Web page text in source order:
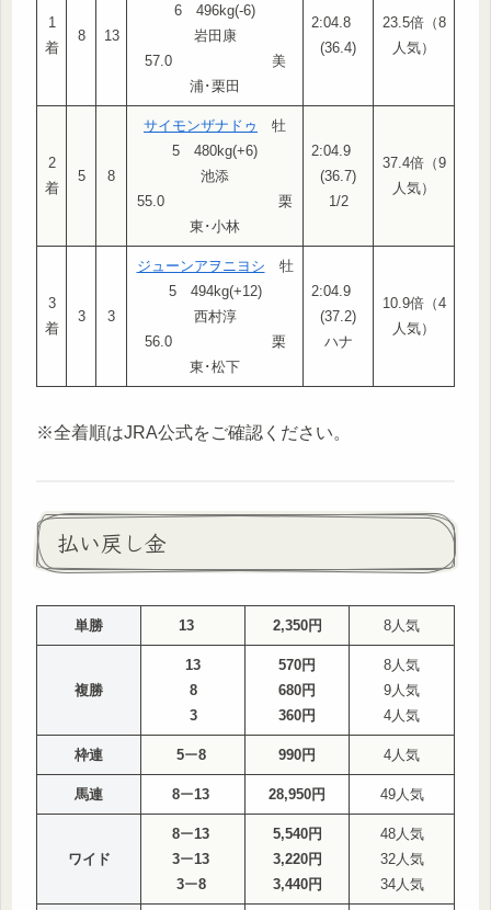
1
着
8 13
6 496kg(-6)
岩田康
57.0 美
浦･栗田
2:04.8
(36.4)
23.5倍（8
人気）
2
着
5 8
サイモンザナドゥ
牡
5 480kg(+6)
池添
55.0 栗
東･小林
2:04.9
(36.7)
1/2
37.4倍（9
人気）
3
着
3 3
ジューンアヲニヨシ 牡
5 494kg(+12)
西村淳
56.0 栗
東･松下
2:04.9
(37.2)
ハナ
10.9倍（4
人気）
※全着順はJRA公式をご確認ください。
払い戻し金
単勝 13 2,350円 8人気
複勝
13
8
3
570円
680円
360円
8人気
9人気
4人気
枠連 5ー8 990円 4人気
馬連 8ー13 28,950円 49人気
ワイド
8ー13
3ー13
3ー8
5,540円
3,220円
3,440円
48人気
32人気
34人気